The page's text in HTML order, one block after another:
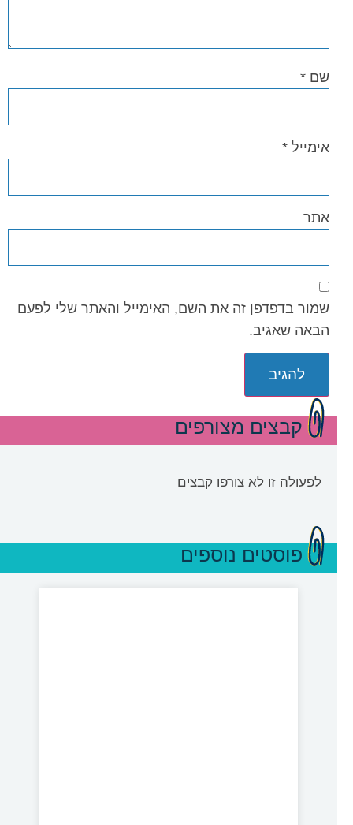
שם *
אימייל *
אתר
שמור בדפדפן זה את השם, האימייל והאתר שלי לפעם
הבאה שאגיב.
קבצים מצורפים
לפעולה זו לא צורפו קבצים
פוסטים נוספים